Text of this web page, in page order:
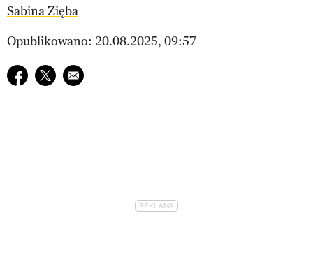
Sabina Zięba
Opublikowano: 20.08.2025, 09:57
Udostępnij na facebook
Udostępnij na twitter
E-mail do przyjaciela